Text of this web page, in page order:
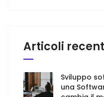
Articoli
Sviluppo
una